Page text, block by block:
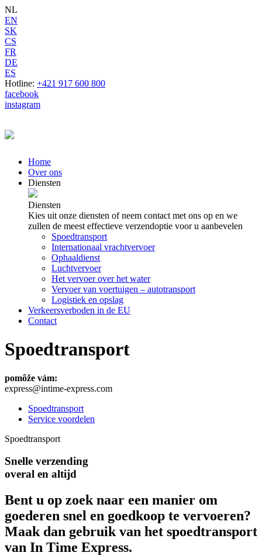
NL
EN
SK
CS
FR
DE
ES
Hotline: +421 917 600 800
facebook
instagram
Home
Over ons
Diensten
Diensten
Kies uit onze diensten of neem contact met ons op en we
zullen de meest effectieve verzendoptie voor u aanbevelen
Spoedtransport
Internationaal vrachtvervoer
Ophaaldienst
Luchtvervoer
Het vervoer over het water
Vervoer van voertuigen – autotransport
Logistiek en opslag
Verkeersverboden in de EU
Contact
Spoedtransport
pomôže vám:
express@intime-express.com
Spoedtransport
Service voordelen
Spoedtransport
Snelle verzending
overal en altijd
Bent u op zoek naar een manier om
goederen snel en goedkoop te vervoeren?
Maak dan gebruik van het spoedtransport
van In Time Express.